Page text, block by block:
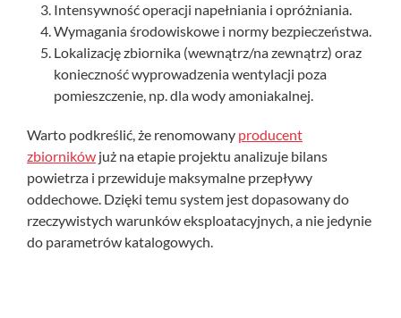
Intensywność operacji napełniania i opróżniania.
Wymagania środowiskowe i normy bezpieczeństwa.
Lokalizację zbiornika (wewnątrz/na zewnątrz) oraz
konieczność wyprowadzenia wentylacji poza
pomieszczenie, np. dla wody amoniakalnej.
Warto podkreślić, że renomowany producent
zbiorników już na etapie projektu analizuje bilans
powietrza i przewiduje maksymalne przepływy
oddechowe. Dzięki temu system jest dopasowany do
rzeczywistych warunków eksploatacyjnych, a nie jedynie
do parametrów katalogowych.